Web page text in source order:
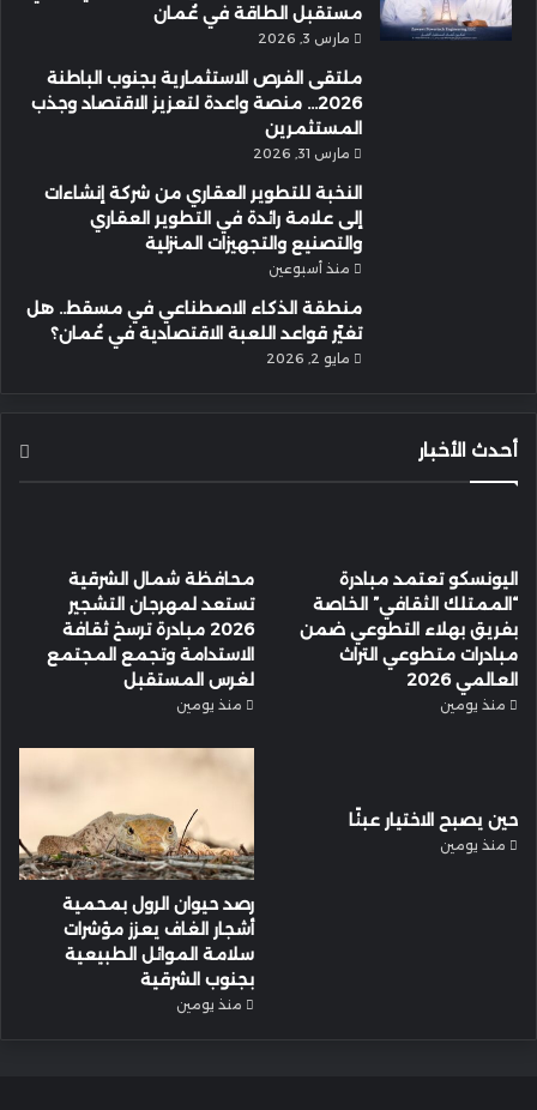
مستقبل الطاقة في عُمان
مارس 3, 2026
ملتقى الفرص الاستثمارية بجنوب الباطنة
2026… منصة واعدة لتعزيز الاقتصاد وجذب
المستثمرين
مارس 31, 2026
النخبة للتطوير العقاري من شركة إنشاءات
إلى علامة رائدة في التطوير العقاري
والتصنيع والتجهيزات المنزلية
منذ أسبوعين
منطقة الذكاء الاصطناعي في مسقط.. هل
تغيّر قواعد اللعبة الاقتصادية في عُمان؟
مايو 2, 2026
أحدث الأخبار
اليونسكو تعتمد مبادرة
“الممتلك الثقافي” الخاصة
بفريق بهلاء التطوعي ضمن
مبادرات متطوعي التراث
العالمي 2026
منذ يومين
محافظة شمال الشرقية
تستعد لمهرجان التشجير
2026 مبادرة ترسخ ثقافة
الاستدامة وتجمع المجتمع
لغرس المستقبل
منذ يومين
حين يصبح الاختيار عبئًا
منذ يومين
رصد حيوان الرول بمحمية
أشجار الغاف يعزز مؤشرات
سلامة الموائل الطبيعية
بجنوب الشرقية
منذ يومين